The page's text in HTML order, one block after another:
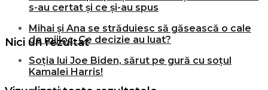
Nici un rezultat
s-au certat și ce și-au spus
Mihai și Ana se străduiesc să găsească o cale
de mijloc. Ce decizie au luat?
Soția lui Joe Biden, sărut pe gură cu soțul
Kamalei Harris!